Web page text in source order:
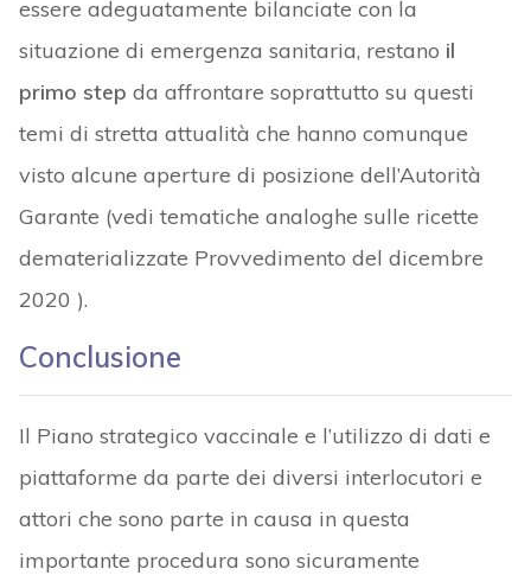
essere adeguatamente bilanciate con la
situazione di emergenza sanitaria, restano il
primo step da affrontare soprattutto su questi
temi di stretta attualità che hanno comunque
visto alcune aperture di posizione dell’Autorità
Garante (vedi tematiche analoghe sulle ricette
dematerializzate Provvedimento del dicembre
2020 ).
Conclusione
Il Piano strategico vaccinale e l’utilizzo di dati e
piattaforme da parte dei diversi interlocutori e
attori che sono parte in causa in questa
importante procedura sono sicuramente